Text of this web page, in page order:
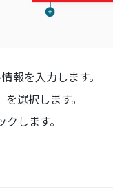
報を入力します。
選択します。
します。